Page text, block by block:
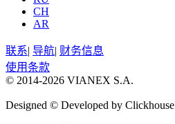
CH
AR
联系| 导航| 财务信息
使用条款
© 2014-2026 VIANEX S.A.
Designed © Developed by Clickhouse